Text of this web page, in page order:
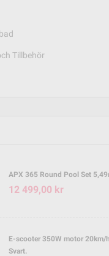
Tillbehör
APX 365 Round Pool Set
12 499,00 kr
E-scooter 350W motor
Svart.